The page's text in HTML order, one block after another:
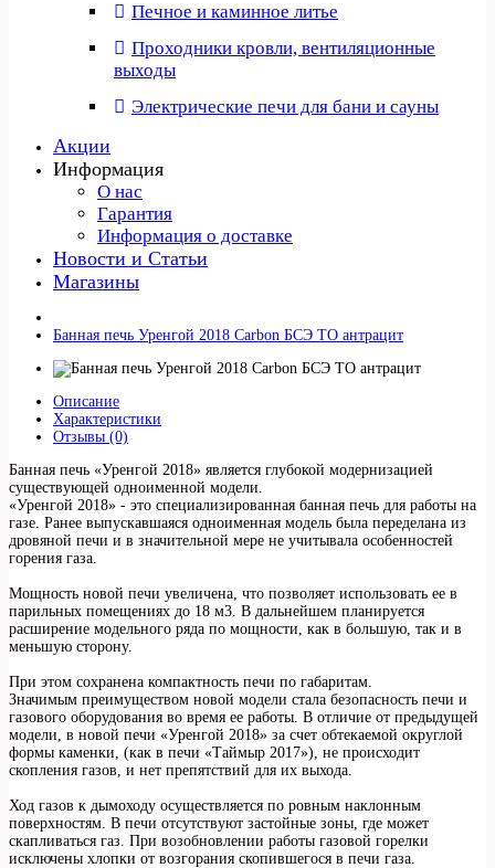
Печное и каминное литье
Проходники кровли, вeнтиляционные
выходы
Электрические печи для бани и сауны
Акции
Информация
О нас
Гарантия
Информация о доставке
Новости и Статьи
Магазины
Банная печь Уренгой 2018 Carbon БСЭ ТО антрацит
Описание
Характеристики
Отзывы (0)
Банная печь «Уренгой 2018» является глубокой модернизацией
существующей одноименной модели.
«Уренгой 2018» - это специализированная банная печь для работы на
газе. Ранее выпускавшаяся одноименная модель была переделана из
дровяной печи и в значительной мере не учитывала особенностей
горения газа.
Мощность новой печи увеличена, что позволяет использовать ее в
парильных помещениях до 18 м3. В дальнейшем планируется
расширение модельного ряда по мощности, как в большую, так и в
меньшую сторону.
При этом сохранена компактность печи по габаритам.
Значимым преимуществом новой модели стала безопасность печи и
газового оборудования во время ее работы. В отличие от предыдущей
модели, в новой печи «Уренгой 2018» за счет обтекаемой округлой
формы каменки, (как в печи «Таймыр 2017»), не происходит
скопления газов, и нет препятствий для их выхода.
Ход газов к дымоходу осуществляется по ровным наклонным
поверхностям. В печи отсутствуют застойные зоны, где может
скапливаться газ. При возобновлении работы газовой горелки
исключены хлопки от возгорания скопившегося в печи газа.